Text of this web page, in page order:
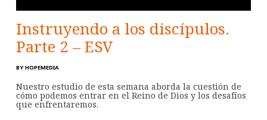
Instruyendo a los discípulos.
Parte 2 – ESV
BY HOPEMEDIA
Nuestro estudio de esta semana aborda la cuestión de
cómo podemos entrar en el Reino de Dios y los desafíos
que enfrentaremos.